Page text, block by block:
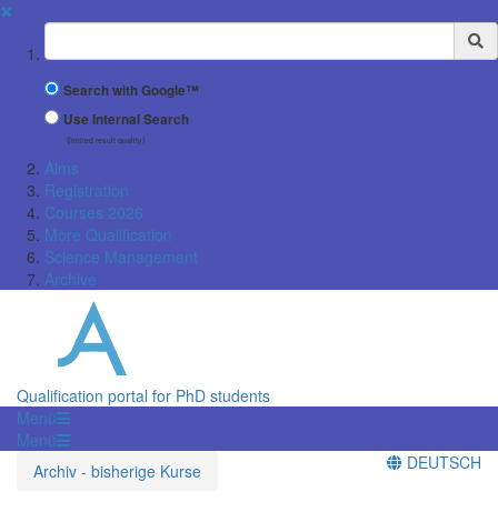
✖
Suchbegriff
Search with Google™
Use Internal Search
(limited result quality)
Aims
Registration
Courses 2026
More Qualification
Science Management
Archive
Qualification portal for PhD students
Menü
Menü
Archiv - bisherige Kurse
DEUTSCH